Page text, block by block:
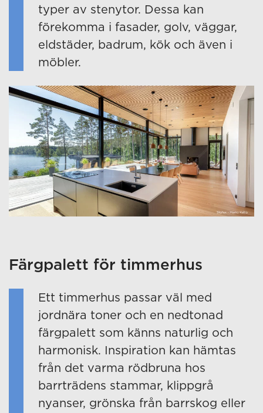
typer av stenytor. Dessa kan
förekomma i fasader, golv, väggar,
eldstäder, badrum, kök och även i
möbler.
Färgpalett för timmerhus
Ett timmerhus passar väl med
jordnära toner och en nedtonad
färgpalett som känns naturlig och
harmonisk. Inspiration kan hämtas
från det varma rödbruna hos
barrträdens stammar, klippgrå
nyanser, grönska från barrskog eller